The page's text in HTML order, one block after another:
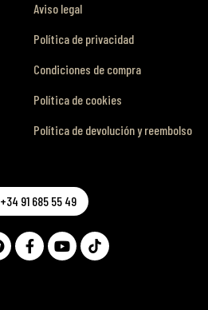
Aviso legal
Política de privacidad
Condiciones de compra
Política de cookies
Política de devolución y reembolso
+34 91 685 55 49